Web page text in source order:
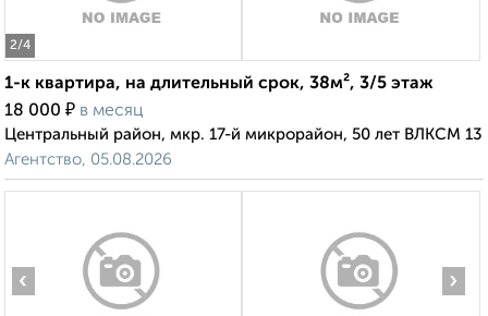
2/4
1-к квартира, на длительный срок, 38м², 3/5 этаж
18 000 ₽ в месяц
Центральный район, мкр. 17-й микрорайон, 50 лет ВЛКСМ 13
Агентство, 05.08.2026
‹ ›